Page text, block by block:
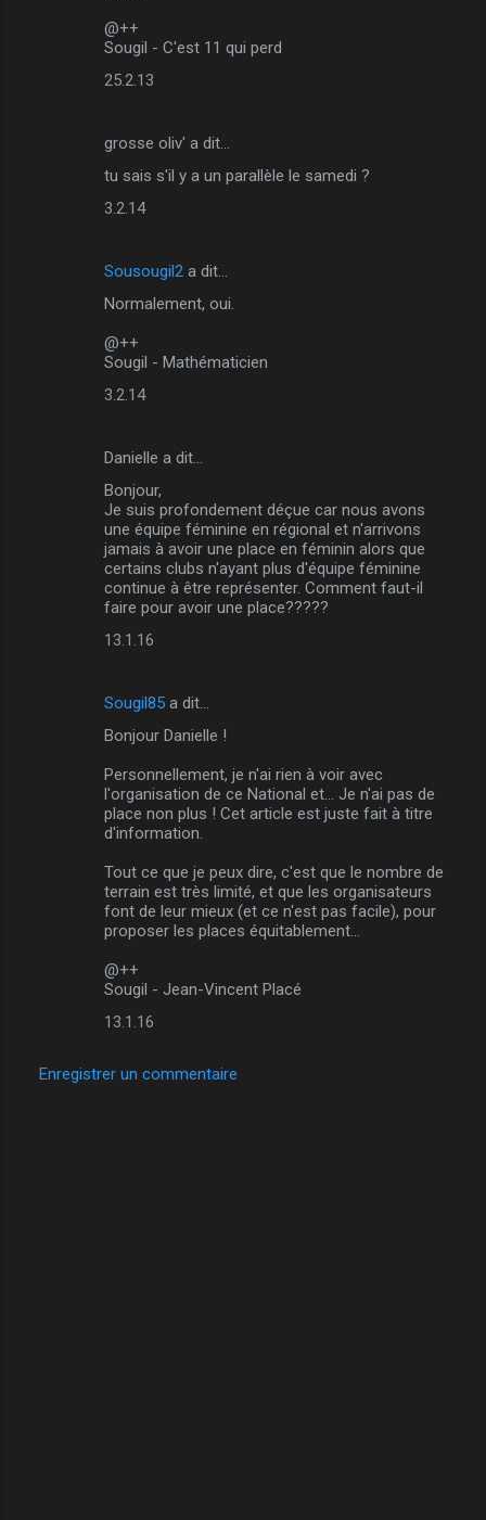
@++
Sougil - C'est 11 qui perd
25.2.13
grosse oliv' a dit…
tu sais s'il y a un parallèle le samedi ?
3.2.14
Sousougil2 a dit…
Normalement, oui.
@++
Sougil - Mathématicien
3.2.14
Danielle a dit…
Bonjour,
Je suis profondement déçue car nous avons
une équipe féminine en régional et n'arrivons
jamais à avoir une place en féminin alors que
certains clubs n'ayant plus d'équipe féminine
continue à être représenter. Comment faut-il
faire pour avoir une place?????
13.1.16
Sougil85 a dit…
Bonjour Danielle !
Personnellement, je n'ai rien à voir avec
l'organisation de ce National et... Je n'ai pas de
place non plus ! Cet article est juste fait à titre
d'information.
Tout ce que je peux dire, c'est que le nombre de
terrain est très limité, et que les organisateurs
font de leur mieux (et ce n'est pas facile), pour
proposer les places équitablement...
@++
Sougil - Jean-Vincent Placé
13.1.16
Enregistrer un commentaire